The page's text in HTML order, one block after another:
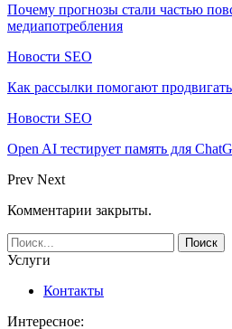
Почему прогнозы стали частью
медиапотребления
Новости SEO
Как рассылки помогают
Новости SEO
Open AI тестирует память для
Prev Next
Комментарии закрыты.
Услуги
Контакты
Интересное: